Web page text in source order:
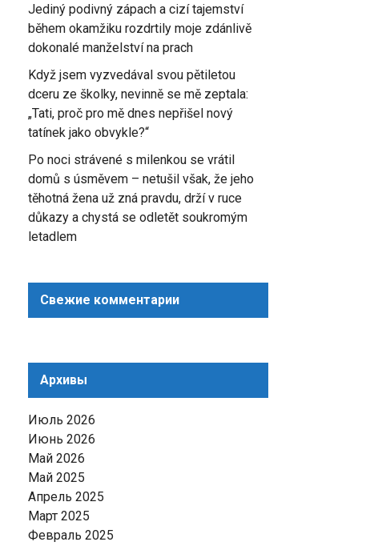
Jediný podivný zápach a cizí tajemství
během okamžiku rozdrtily moje zdánlivě
dokonalé manželství na prach
Když jsem vyzvedával svou pětiletou
dceru ze školky, nevinně se mě zeptala:
„Tati, proč pro mě dnes nepřišel nový
tatínek jako obvykle?“
Po noci strávené s milenkou se vrátil
domů s úsměvem – netušil však, že jeho
těhotná žena už zná pravdu, drží v ruce
důkazy a chystá se odletět soukromým
letadlem
Свежие комментарии
Архивы
Июль 2026
Июнь 2026
Май 2026
Май 2025
Апрель 2025
Март 2025
Февраль 2025